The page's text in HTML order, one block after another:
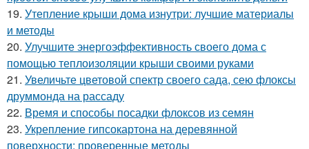
19. Утепление крыши дома изнутри: лучшие материалы
и методы
20. Улучшите энергоэффективность своего дома с
помощью теплоизоляции крыши своими руками
21. Увеличьте цветовой спектр своего сада, сею флоксы
друммонда на рассаду
22. Время и способы посадки флоксов из семян
23. Укрепление гипсокартона на деревянной
поверхности: проверенные методы